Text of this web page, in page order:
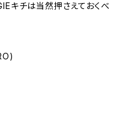
キチは当然押さえておくべ